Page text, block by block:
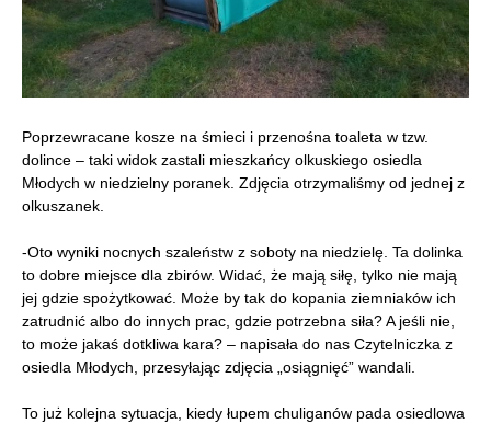
Poprzewracane kosze na śmieci i przenośna toaleta w tzw.
dolince – taki widok zastali mieszkańcy olkuskiego osiedla
Młodych w niedzielny poranek. Zdjęcia otrzymaliśmy od jednej z
olkuszanek.
-Oto wyniki nocnych szaleństw z soboty na niedzielę. Ta dolinka
to dobre miejsce dla zbirów. Widać, że mają siłę, tylko nie mają
jej gdzie spożytkować. Może by tak do kopania ziemniaków ich
zatrudnić albo do innych prac, gdzie potrzebna siła? A jeśli nie,
to może jakaś dotkliwa kara? – napisała do nas Czytelniczka z
osiedla Młodych, przesyłając zdjęcia „osiągnięć” wandali.
To już kolejna sytuacja, kiedy łupem chuliganów pada osiedlowa